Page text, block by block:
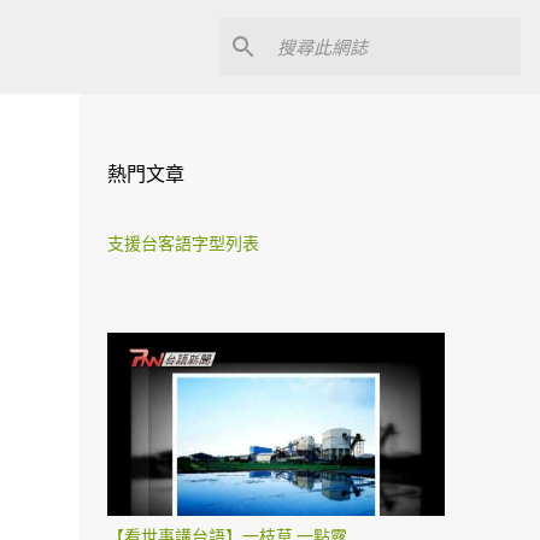
熱門文章
支援台客語字型列表